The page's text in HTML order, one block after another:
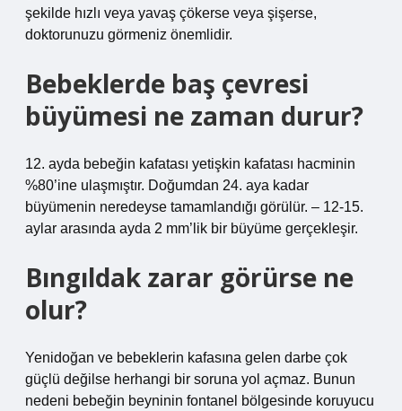
şekilde hızlı veya yavaş çökerse veya şişerse,
doktorunuzu görmeniz önemlidir.
Bebeklerde baş çevresi
büyümesi ne zaman durur?
12. ayda bebeğin kafatası yetişkin kafatası hacminin
%80’ine ulaşmıştır. Doğumdan 24. aya kadar
büyümenin neredeyse tamamlandığı görülür. – 12-15.
aylar arasında ayda 2 mm’lik bir büyüme gerçekleşir.
Bıngıldak zarar görürse ne
olur?
Yenidoğan ve bebeklerin kafasına gelen darbe çok
güçlü değilse herhangi bir soruna yol açmaz. Bunun
nedeni bebeğin beyninin fontanel bölgesinde koruyucu